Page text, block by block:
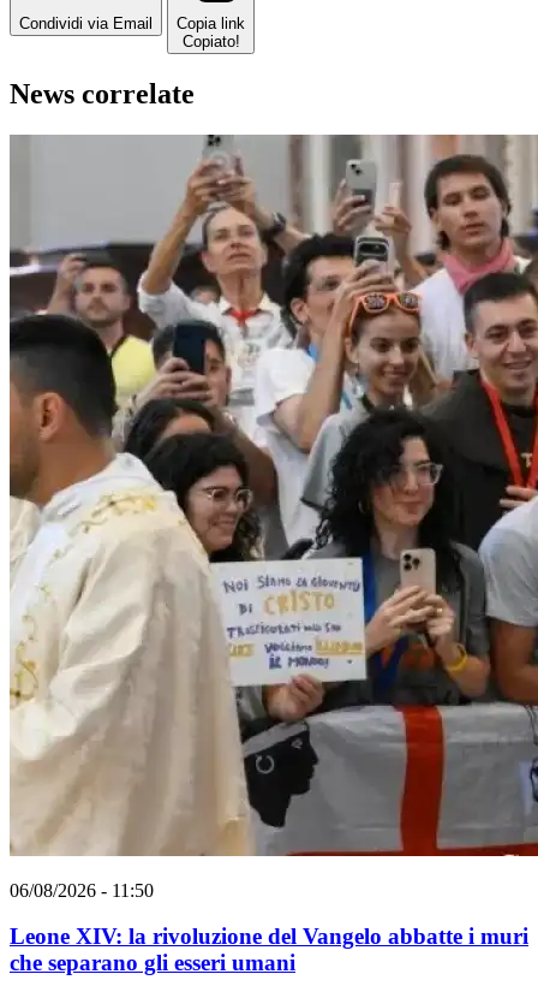
Condividi via Email
Copia link
Copiato!
News correlate
06/08/2026 - 11:50
Leone XIV: la rivoluzione del Vangelo abbatte i muri
che separano gli esseri umani